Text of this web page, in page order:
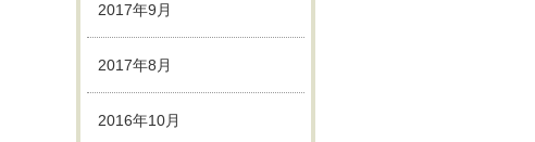
2017年9月
2017年8月
2016年10月